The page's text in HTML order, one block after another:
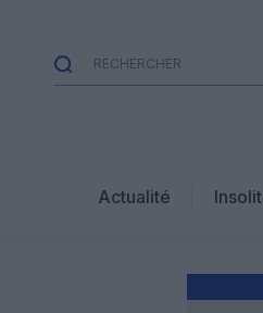
Actualité